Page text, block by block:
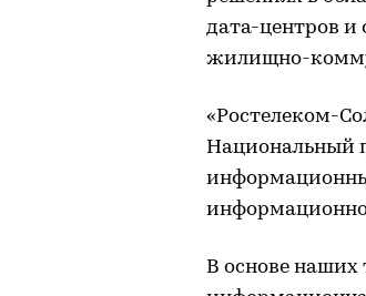
дата-центров и
жилищно-
«Ростелеком-
Национальный
В основе наших